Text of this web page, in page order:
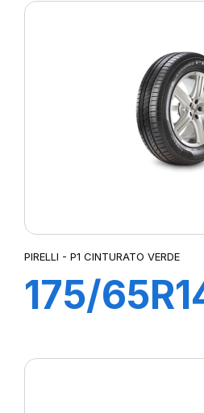
PIRELLI - P1 CINTURATO VERDE
175/